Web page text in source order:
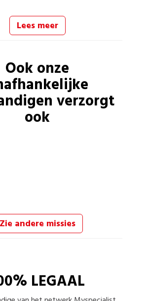
Lees meer
Ook onze
verzorgt
ook
Zie andere missies
LEGAAL